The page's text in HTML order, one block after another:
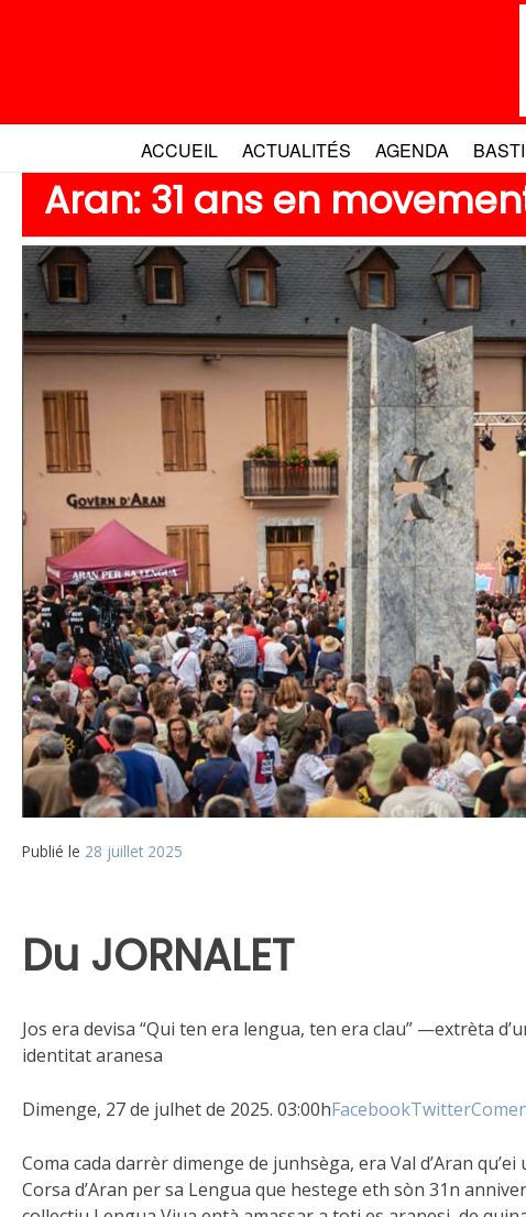
ACCUEIL ACTUALITÉS AGENDA
Aran: 31 ans en
Publié le 28 juillet 2025
Du JORNALET
Jos era devisa “Qui ten era lengua, ten era clau” —extrèta
identitat aranesa
Dimenge, 27 de julhet de 2025. 03:00hFacebookTwitter
Coma cada darrèr dimenge de junhsèga, era Val d’Aran
Corsa d’Aran per sa Lengua que hestege eth sòn 31n